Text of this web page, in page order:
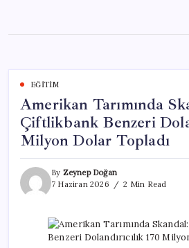
content
EĞITIM
Amerikan Tarımında
Çiftlikbank Benzeri
Milyon Dolar Topladı
By Zeynep Doğan
7 Haziran 2026
2 Min Read